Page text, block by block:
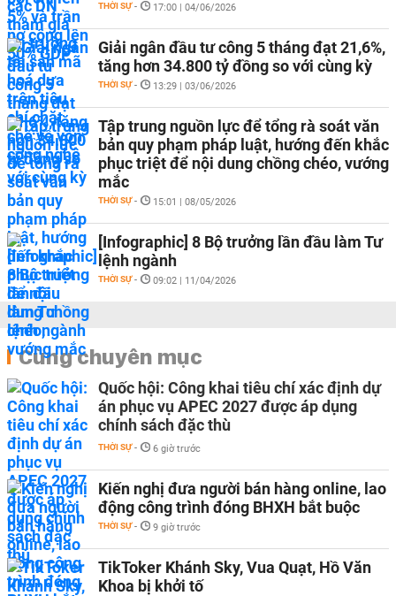
THỜI SỰ - 17:00 | 04/06/2026
Giải ngân đầu tư công 5 tháng đạt 21,6%,
tăng hơn 34.800 tỷ đồng so với cùng kỳ
THỜI SỰ - 13:29 | 03/06/2026
Tập trung nguồn lực để tổng rà soát văn
bản quy phạm pháp luật, hướng đến khắc
phục triệt để nội dung chồng chéo, vướng
mắc
THỜI SỰ - 15:01 | 08/05/2026
[Infographic] 8 Bộ trưởng lần đầu làm Tư
lệnh ngành
THỜI SỰ - 09:02 | 11/04/2026
Cùng chuyên mục
Quốc hội: Công khai tiêu chí xác định dự
án phục vụ APEC 2027 được áp dụng
chính sách đặc thù
THỜI SỰ - 6 giờ trước
Kiến nghị đưa người bán hàng online, lao
động công trình đóng BHXH bắt buộc
THỜI SỰ - 9 giờ trước
TikToker Khánh Sky, Vua Quạt, Hồ Văn
Khoa bị khởi tố